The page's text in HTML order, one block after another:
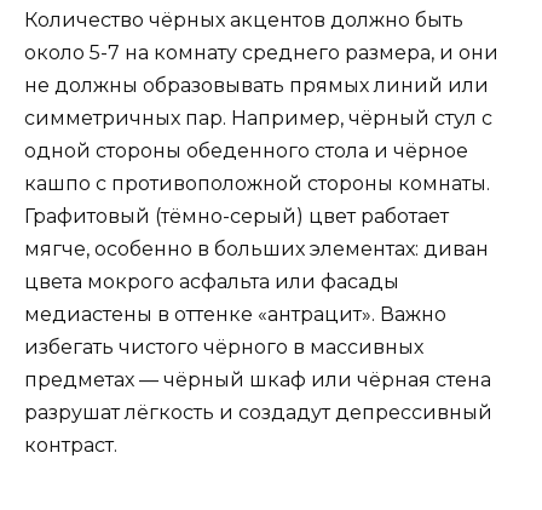
Количество чёрных акцентов должно быть
около 5-7 на комнату среднего размера, и они
не должны образовывать прямых линий или
симметричных пар. Например, чёрный стул с
одной стороны обеденного стола и чёрное
кашпо с противоположной стороны комнаты.
Графитовый (тёмно-серый) цвет работает
мягче, особенно в больших элементах: диван
цвета мокрого асфальта или фасады
медиастены в оттенке «антрацит». Важно
избегать чистого чёрного в массивных
предметах — чёрный шкаф или чёрная стена
разрушат лёгкость и создадут депрессивный
контраст.